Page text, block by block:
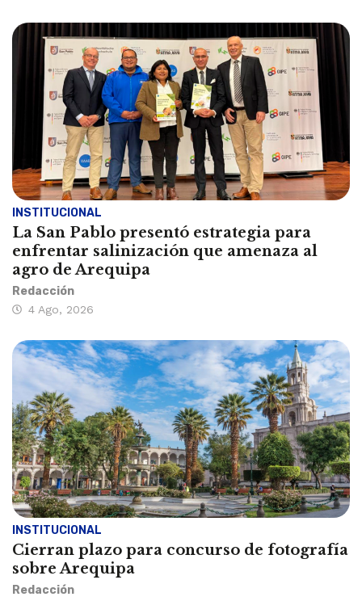
INSTITUCIONAL
La San Pablo presentó estrategia para
enfrentar salinización que amenaza al
agro de Arequipa
Redacción
4 Ago, 2026
INSTITUCIONAL
Cierran plazo para concurso de fotografía
sobre Arequipa
Redacción